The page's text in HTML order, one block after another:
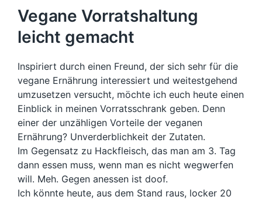
Vegane Vorratshaltung
leicht gemacht
Inspiriert durch einen Freund, der sich sehr für die
vegane Ernährung interessiert und weitestgehend
umzusetzen versucht, möchte ich euch heute einen
Einblick in meinen Vorratsschrank geben. Denn
einer der unzähligen Vorteile der veganen
Ernährung? Unverderblichkeit der Zutaten.
Im Gegensatz zu Hackfleisch, das man am 3. Tag
dann essen muss, wenn man es nicht wegwerfen
will. Meh. Gegen anessen ist doof.
Ich könnte heute, aus dem Stand raus, locker 20